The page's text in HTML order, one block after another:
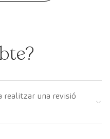
realitzar una revisió